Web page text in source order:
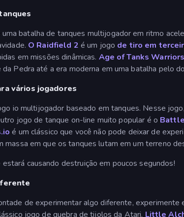
uma batalha de tanques multijogador em ritmo
O Raidfield 2 é um jogo de tiro em
em missões dinâmicas. Age of Tanks
Pedra até a era moderna em uma batalha pelo
vários jogadores
io multijogador baseado em tanques. Nesse
jogo de tanque on-line muito popular é o
é um clássico que você não pode deixar de
massa em que os tanques lutam em um terreno
causando destruição em poucos segundos!
de experimentar algo diferente,
jogo de quebra de tijolos da Atari. Little